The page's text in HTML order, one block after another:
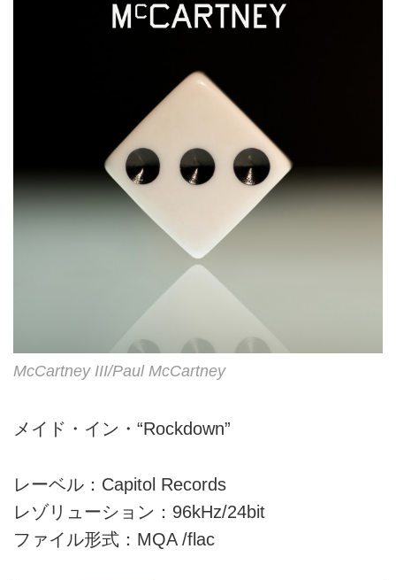
McCartney III/Paul McCartney
メイド・イン・“Rockdown”
レーベル：Capitol Records
レゾリューション：96kHz/24bit
ファイル形式：MQA /flac